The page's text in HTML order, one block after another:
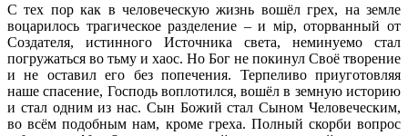
С тех пор как в человеческую жизнь вошёл грех, на земле
воцарилось трагическое разделение – и мiр, оторванный от
Создателя, истинного Источника света, неминуемо стал
погружаться во тьму и хаос. Но Бог не покинул Своё творение
и не оставил его без попечения. Терпеливо приуготовляя
наше спасение, Господь воплотился, вошёл в земную историю
и стал одним из нас. Сын Божий стал Сыном Человеческим,
во всём подобным нам, кроме греха. Полный скорби вопрос